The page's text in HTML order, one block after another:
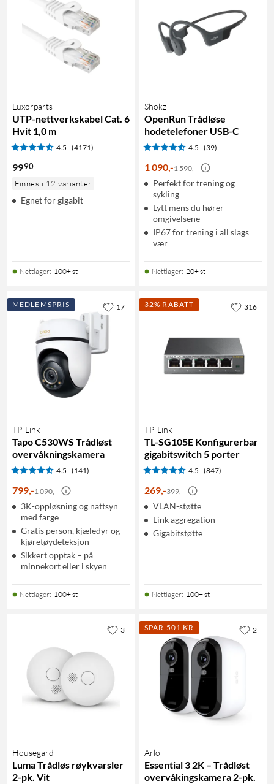
Luxorparts
UTP-nettverkskabel Cat. 6
Hvit 1,0 m
4.5 (4171)
9990
Finnes i 12 varianter
Egnet for gigabit
Nettlager: 100+ st
Shokz
OpenRun Trådløse
hodetelefoner USB-C
4.5 (39)
1 090,-1 590,-
Perfekt for trening og
sykling
Lytt mens du hører
omgivelsene
IP67 for trening i all slags
vær
Nettlager: 20+ st
MEDLEMSPRIS
TP-Link
Tapo C530WS Trådløst
overvåkningskamera
4.5 (141)
799,-1 090,-
3K-oppløsning og nattsyn
med farge
Gratis person, kjæledyr og
kjøretøydeteksjon
Sikkert opptak – på
minnekort eller i skyen
Nettlager: 100+ st
17 32% RABATT
TP-Link
TL-SG105E Konfigurerbar
gigabitswitch 5 porter
4.5 (847)
269,-399,-
VLAN-støtte
Link aggregation
Gigabitstøtte
Nettlager: 100+ st
316
Housegard
Luma Trådløs røykvarsler
2-pk. Vit
3 SPAR 501 KR
Arlo
Essential 3 2K – Trådløst
overvåkingskamera 2-pk.
2